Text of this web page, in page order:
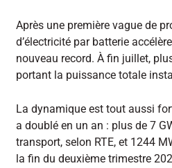
Après une première vague de
d’électricité par batterie
nouveau record. À fin juillet,
portant la puissance totale
La dynamique est tout aussi
a doublé en un an : plus de 7
transport, selon RTE, et 1244
la fin du deuxième trimestre